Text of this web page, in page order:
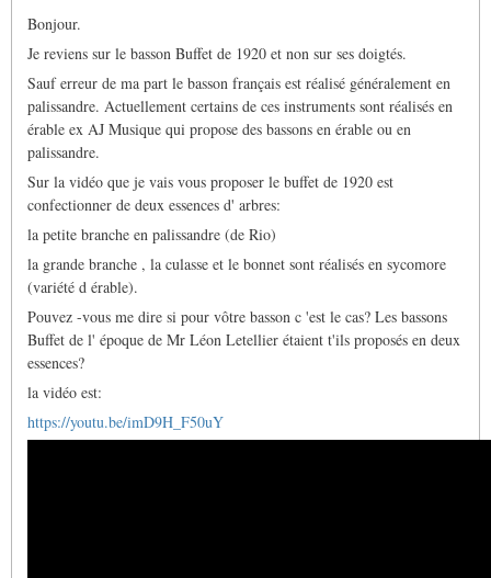
Bonjour.
Je reviens sur le basson Buffet de 1920 et non sur ses doigtés.
Sauf erreur de ma part le basson français est réalisé généralement en
palissandre. Actuellement certains de ces instruments sont réalisés en
érable ex AJ Musique qui propose des bassons en érable ou en
palissandre.
Sur la vidéo que je vais vous proposer le buffet de 1920 est
confectionner de deux essences d' arbres:
la petite branche en palissandre (de Rio)
la grande branche , la culasse et le bonnet sont réalisés en sycomore
(variété d érable).
Pouvez -vous me dire si pour vôtre basson c 'est le cas? Les bassons
Buffet de l' époque de Mr Léon Letellier étaient t'ils proposés en deux
essences?
la vidéo est:
https://youtu.be/imD9H_F50uY